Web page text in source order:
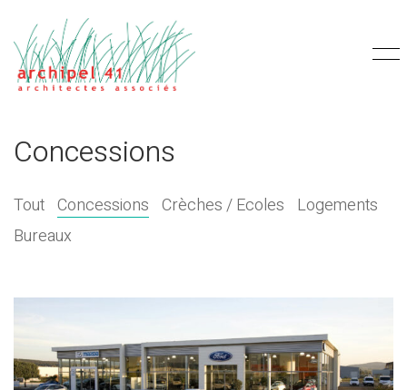
Concessions
Tout Concessions Crèches / Ecoles Logements
Bureaux